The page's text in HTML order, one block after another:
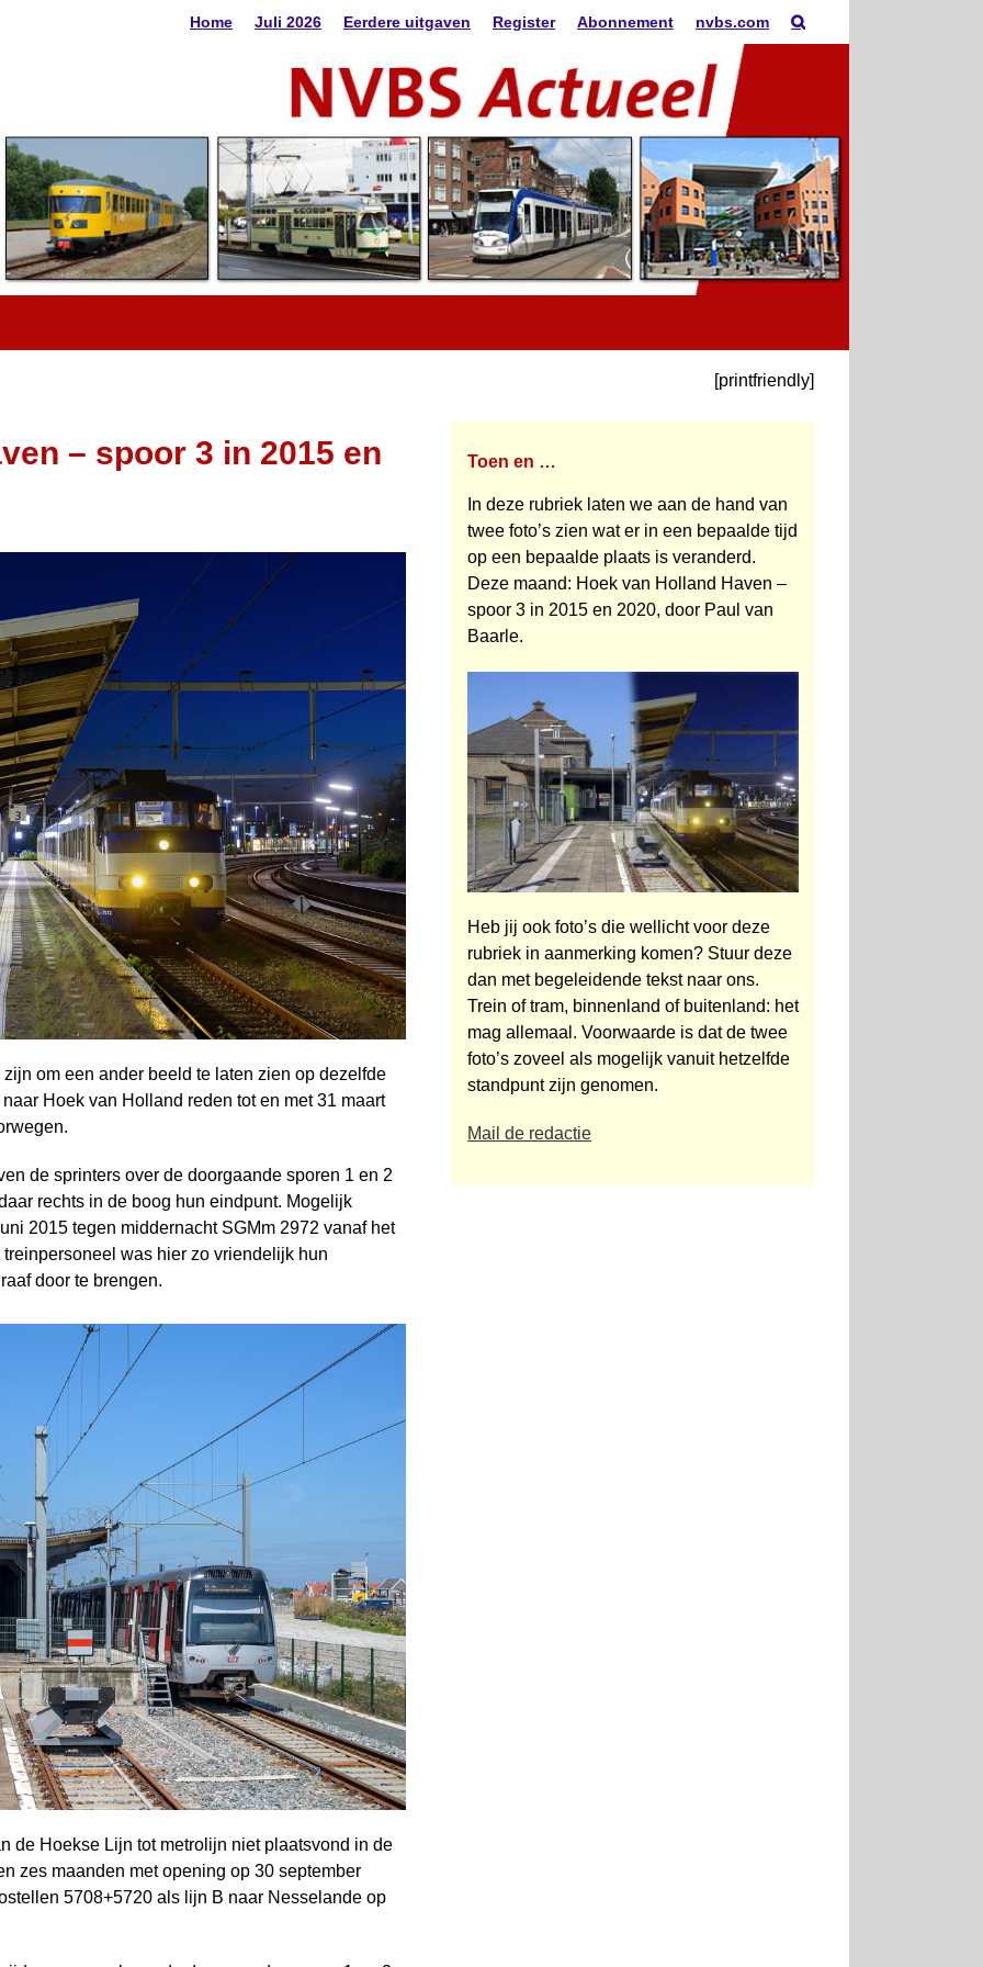
Home Juli 2026 Eerdere uitgaven Register Abonnement nvbs.com
– spoor 3 in 2015 en
om een ander beeld te laten zien op dezelfde
Hoek van Holland reden tot en met 31 maart
de sprinters over de doorgaande sporen 1 en 2
rechts in de boog hun eindpunt. Mogelijk
2015 tegen middernacht SGMm 2972 vanaf het
was hier zo vriendelijk hun
door te brengen.
de Hoekse Lijn tot metrolijn niet plaatsvond in de
zes maanden met opening op 30 september
5708+5720 als lijn B naar Nesselande op
[printfriendly]
Toen en …
In deze rubriek laten we aan de hand van
twee foto’s zien wat er in een bepaalde tijd
op een bepaalde plaats is veranderd.
Deze maand: Hoek van Holland Haven –
spoor 3 in 2015 en 2020, door Paul van
Baarle.
Heb jij ook foto’s die wellicht voor deze
rubriek in aanmerking komen? Stuur deze
dan met begeleidende tekst naar ons.
Trein of tram, binnenland of buitenland: het
mag allemaal. Voorwaarde is dat de twee
foto’s zoveel als mogelijk vanuit het­zelfde
standpunt zijn genomen.
Mail de redactie